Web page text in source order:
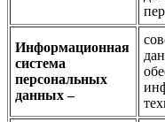
Информационная
система
персональных
данных –